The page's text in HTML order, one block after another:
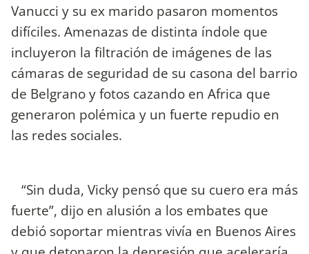
Vanucci y su ex marido pasaron momentos
difíciles. Amenazas de distinta índole que
incluyeron la filtración de imágenes de las
cámaras de seguridad de su casona del barrio
de Belgrano y fotos cazando en Africa que
generaron polémica y un fuerte repudio en
las redes sociales.
“Sin duda, Vicky pensó que su cuero era más
fuerte”, dijo en alusión a los embates que
debió soportar mientras vivía en Buenos Aires